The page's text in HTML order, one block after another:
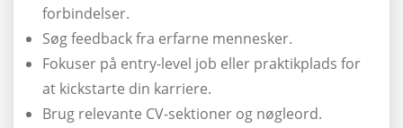
forbindelser.
Søg feedback fra erfarne mennesker.
Fokuser på entry-level job eller praktikplads for
at kickstarte din karriere.
Brug relevante CV-sektioner og nøgleord.